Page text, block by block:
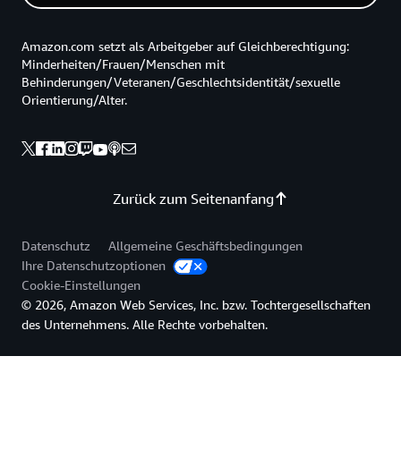
Zurück zum Seitenanfang
Amazon.com setzt als Arbeitgeber auf Gleichberechtigung:
Minderheiten/Frauen/Menschen mit
Behinderungen/Veteranen/Geschlechtsidentität/sexuelle
Orientierung/Alter.
Datenschutz
Allgemeine Geschäftsbedingungen
Ihre Datenschutzoptionen
Cookie-Einstellungen
© 2026, Amazon Web Services, Inc. bzw. Tochtergesellschaften
des Unternehmens. Alle Rechte vorbehalten.